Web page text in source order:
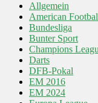
Allgemein
American
Bundesliga
Bunter Sport
Champions
Darts
DFB-Pokal
EM 2016
EM 2024